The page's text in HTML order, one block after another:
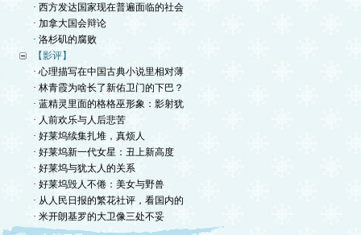
· 西方发达国家现在普遍面临的社会
· 加拿大国会辩论
· 洛杉矶的腐败
【影评】
· 心理描写在中国古典小说里相对薄
· 林青霞为啥长了新佑卫门的下巴？
· 蓝精灵里面的格格巫形象：影射犹
· 人前欢乐与人后悲苦
· 好莱坞续集扎堆，真烦人
· 好莱坞新一代女星：丑上新高度
· 好莱坞与犹太人的关系
· 好莱坞毁人不倦：美女与野兽
· 从人民日报的繁花社评，看国内的
· 米开朗基罗的大卫像三处不妥